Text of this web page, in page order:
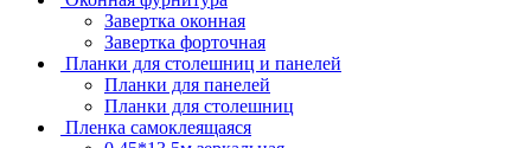
Завертка оконная
Завертка форточная
Планки для столешниц и панелей
Планки для панелей
Планки для столешниц
Пленка самоклеящаяся